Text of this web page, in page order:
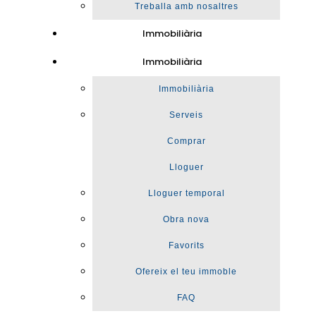
Treballa amb nosaltres
Immobiliària
Immobiliària
Immobiliària
Serveis
Comprar
Lloguer
Lloguer temporal
Obra nova
Favorits
Ofereix el teu immoble
FAQ